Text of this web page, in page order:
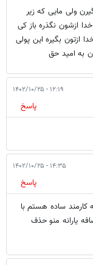
ولی مایی که زیر
ازشون نگذره باز کی
ازتون بگیره این پولی
به امید حق
۱۲:۱۹ - ۱۴۰۲/۱۰/۲۵
پاسخ
۱۴:۳۵ - ۱۴۰۲/۱۰/۲۵
پاسخ
ساده هستم با
یارانه منو حذف